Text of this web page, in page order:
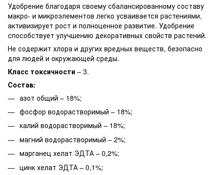
Удобрение благодаря своему сбалансированному составу
макро- и микроэлементов легко усваивается растениями,
активизирует рост и полноценное развитие. Удобрение
способствует улучшению декоративных свойств растений.
Не содержит хлора и других вредных веществ, безопасно
для людей и окружающей среды.
Класс токсичности – 3.
Состав:
азот общий – 18%;
фосфор водорастворимый – 18%;
калий водорастворимый – 18%;
магний водорастворимый – 2%;
марганец хелат ЭДТА – 0,2%;
цинк хелат ЭДТА – 0,1%;